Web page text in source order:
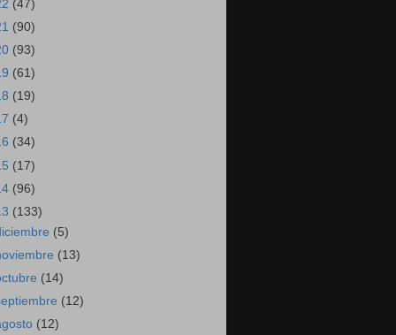
(47)
(90)
(93)
(61)
(19)
(4)
(34)
(17)
(96)
(133)
(5)
(13)
(14)
(12)
(12)